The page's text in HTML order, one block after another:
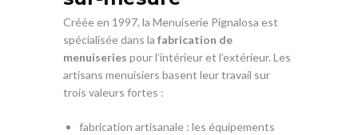
Créée en 1997, la Menuiserie Pignalosa est
spécialisée dans la fabrication de
menuiseries pour l’intérieur et l’extérieur. Les
artisans menuisiers basent leur travail sur
trois valeurs fortes :
fabrication artisanale : les équipements